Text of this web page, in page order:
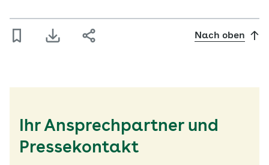
Nach oben
Ihr Ansprechpartner und
Pressekontakt